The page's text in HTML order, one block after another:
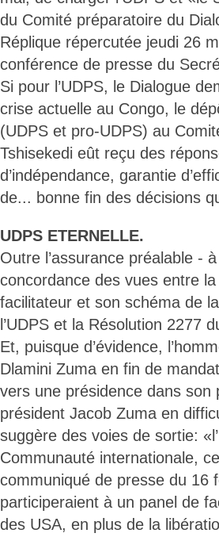
du Comité préparatoire du
Réplique répercutée jeudi 26
conférence de presse du
Si pour l’UDPS, le Dialogue
crise actuelle au Congo, le
(UDPS et pro-UDPS) au
Tshisekedi eût reçu des
d’indépendance, garantie
de... bonne fin des décisions
UDPS ETERNELLE.
Outre l’assurance préalable -
concordance des vues entre
facilitateur et son schéma de
l’UDPS et la Résolution 2277
Et, puisque d’évidence,
Dlamini Zuma en fin de
vers une présidence dans
président Jacob Zuma en
suggère des voies de sortie:
Communauté internationale,
communiqué de presse du 16
participeraient à un panel de
des USA, en plus de la